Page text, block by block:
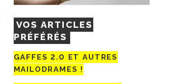
VOS ARTICLES
PRÉFÉRÉS
GAFFES 2.0 ET AUTRES
MAILODRAMES !